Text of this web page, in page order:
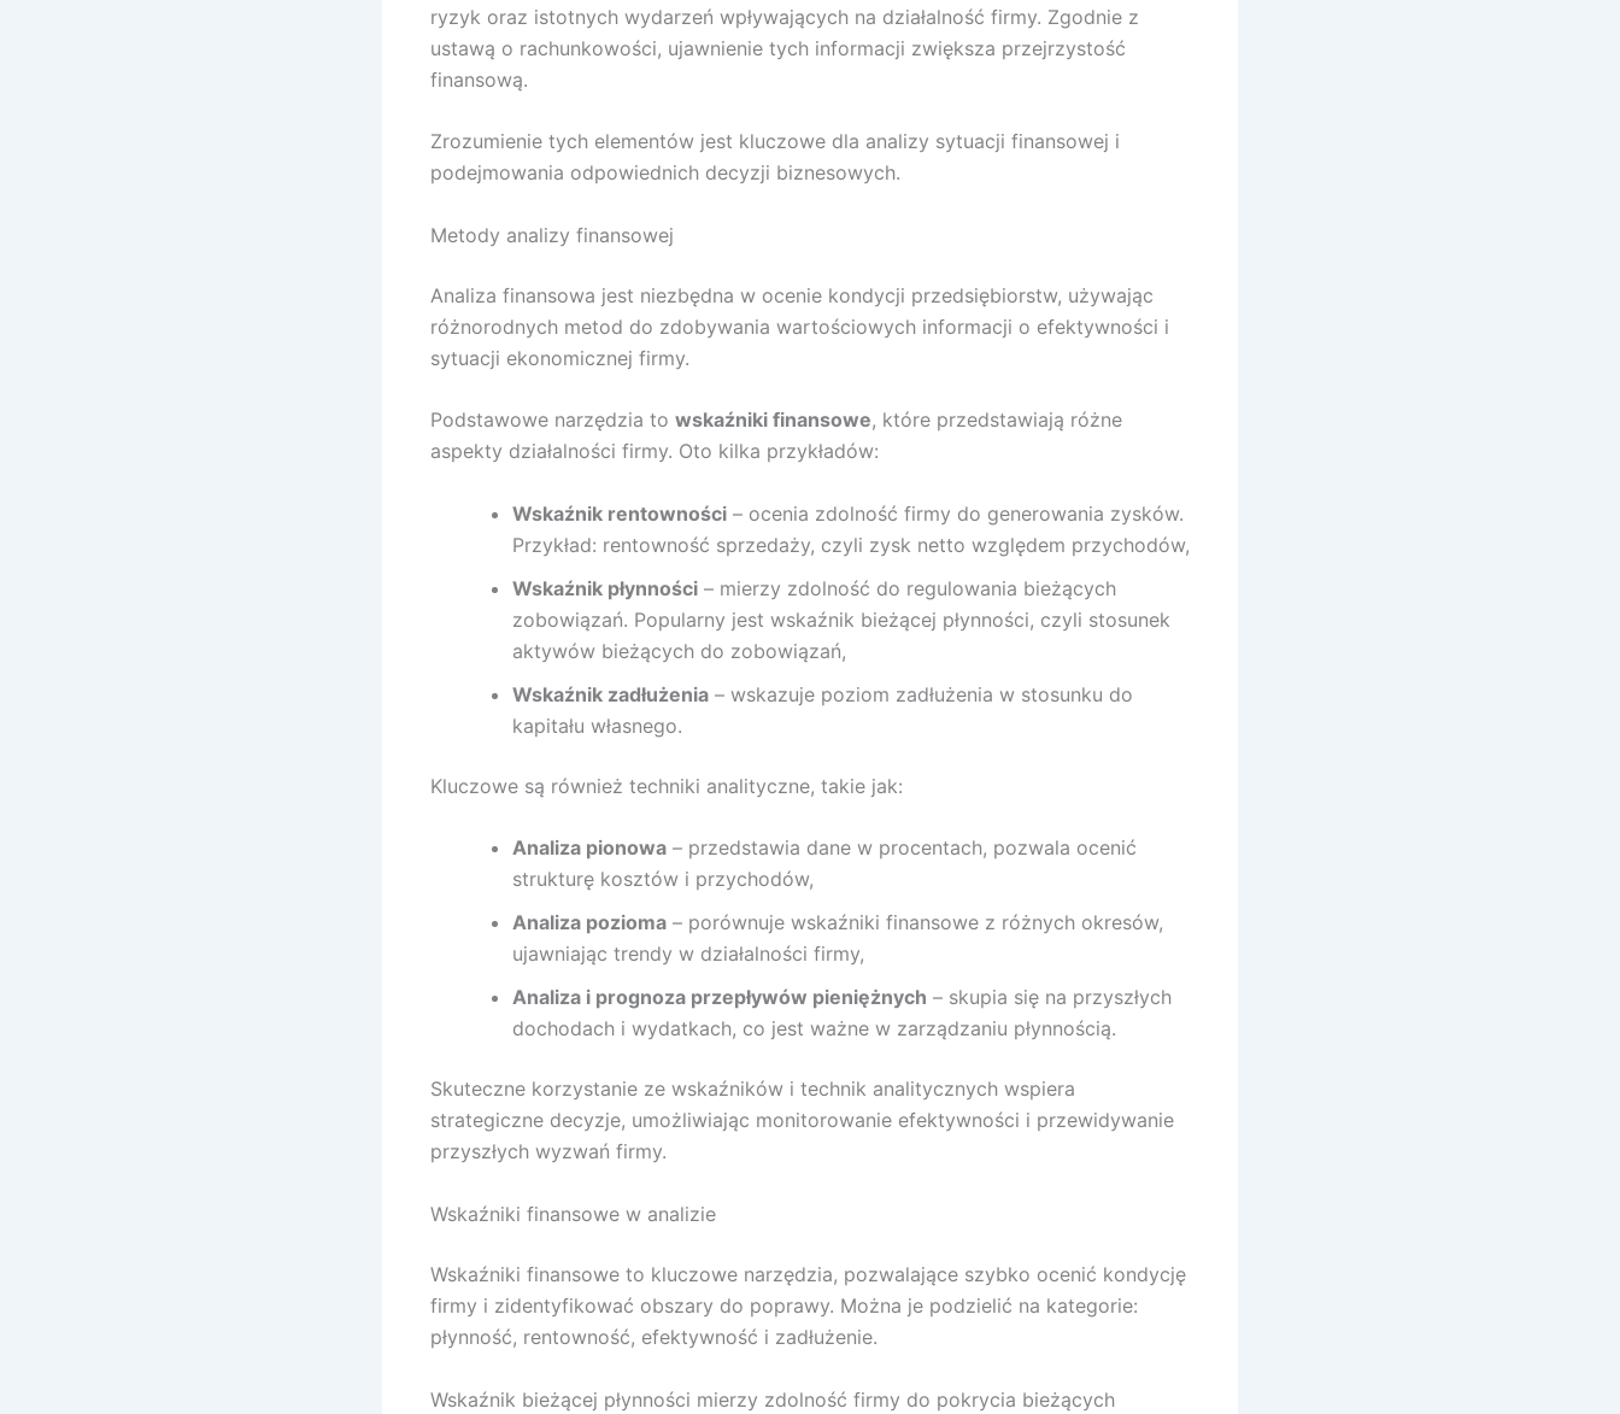
ryzyk oraz istotnych wydarzeń wpływających na działalność firmy. Zgodnie z
ustawą o rachunkowości, ujawnienie tych informacji zwiększa przejrzystość
finansową.
Zrozumienie tych elementów jest kluczowe dla analizy sytuacji finansowej i
podejmowania odpowiednich decyzji biznesowych.
Metody analizy finansowej
Analiza finansowa jest niezbędna w ocenie kondycji przedsiębiorstw, używając
różnorodnych metod do zdobywania wartościowych informacji o efektywności i
sytuacji ekonomicznej firmy.
Podstawowe narzędzia to wskaźniki finansowe, które przedstawiają różne
aspekty działalności firmy. Oto kilka przykładów:
Wskaźnik rentowności – ocenia zdolność firmy do generowania zysków.
Przykład: rentowność sprzedaży, czyli zysk netto względem przychodów,
Wskaźnik płynności – mierzy zdolność do regulowania bieżących
zobowiązań. Popularny jest wskaźnik bieżącej płynności, czyli stosunek
aktywów bieżących do zobowiązań,
Wskaźnik zadłużenia – wskazuje poziom zadłużenia w stosunku do
kapitału własnego.
Kluczowe są również techniki analityczne, takie jak:
Analiza pionowa – przedstawia dane w procentach, pozwala ocenić
strukturę kosztów i przychodów,
Analiza pozioma – porównuje wskaźniki finansowe z różnych okresów,
ujawniając trendy w działalności firmy,
Analiza i prognoza przepływów pieniężnych – skupia się na przyszłych
dochodach i wydatkach, co jest ważne w zarządzaniu płynnością.
Skuteczne korzystanie ze wskaźników i technik analitycznych wspiera
strategiczne decyzje, umożliwiając monitorowanie efektywności i przewidywanie
przyszłych wyzwań firmy.
Wskaźniki finansowe w analizie
Wskaźniki finansowe to kluczowe narzędzia, pozwalające szybko ocenić kondycję
firmy i zidentyfikować obszary do poprawy. Można je podzielić na kategorie:
płynność, rentowność, efektywność i zadłużenie.
Wskaźnik bieżącej płynności mierzy zdolność firmy do pokrycia bieżących